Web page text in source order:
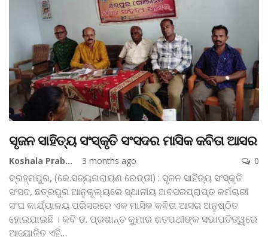
ସୃଜନ ସାହିତ୍ୟ ସଂସ୍କୃତି ସଂସଦର ମାସିକ କବିତା ଆସର
Koshala Prabaha 3 months ago 0
​ବ୍ରହ୍ମପୁର, (କେ.ସତ୍ୟନାରାୟଣ ରେଡ୍ଡୀ) : ସୃଜନ ସାହିତ୍ୟ ସଂସ୍କୃତି
ସଂସଦ, ଛତ୍ରପୁର ଆନୁକୂଲ୍ୟରେ ସ୍ଥାନୀୟ ଅବସରପ୍ରାପ୍ତ କର୍ମଚାରୀ
ସଂଘ କାର୍ଯ୍ୟାଳୟ ପରିସରରେ ଏକ ମାସିକ କବିତା ଆସର ଅନୁଷ୍ଠିତ
ହୋଇଯାଇଛି । କବି ଡ. ପ୍ରଶାନ୍ତ କୁମାର ଶତପଥୀଙ୍କ ସଭାପତିତ୍ୱରେ
ଆୟୋଜିତ ଏହି…